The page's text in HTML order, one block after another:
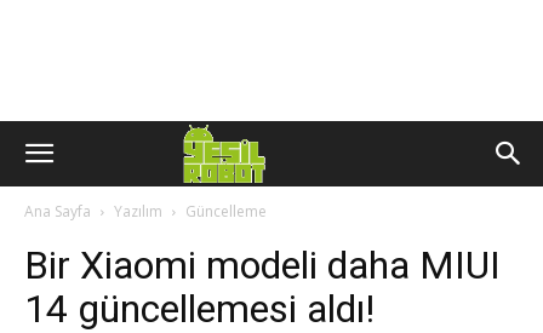
Ana Sayfa Yazılım Güncelleme
Bir Xiaomi modeli daha MIUI
14 güncellemesi aldı!